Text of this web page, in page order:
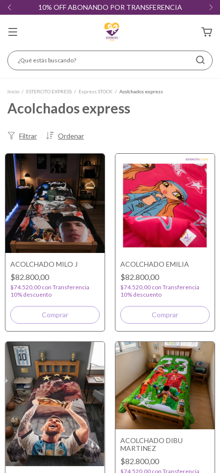
10% OFF ABONANDO POR TRANSFERENCIA
Inicio / ESTERCITO EXPRESS / Express STOCK / Acolchados express
Acolchados express
Ordenar
Filtrar
ACOLCHADO MILO J
$82.800,00
$74.520,00 con Transferencia
10% descuento
ACOLCHADO EMILIA
$82.800,00
$74.520,00 con Transferencia
10% descuento
ACOLCHADO DIBU
MARTINEZ
$82.800,00
$74.520,00 con Transferencia